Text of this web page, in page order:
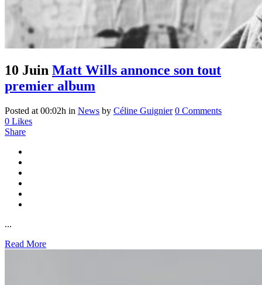
10 Juin Matt Wills annonce son tout
premier album
Posted at 00:02h in News by Céline Guignier 0 Comments
0 Likes
Share
...
Read More